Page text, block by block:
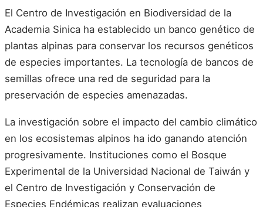
El Centro de Investigación en Biodiversidad de la
Academia Sinica ha establecido un banco genético de
plantas alpinas para conservar los recursos genéticos
de especies importantes. La tecnología de bancos de
semillas ofrece una red de seguridad para la
preservación de especies amenazadas.
La investigación sobre el impacto del cambio climático
en los ecosistemas alpinos ha ido ganando atención
progresivamente. Instituciones como el Bosque
Experimental de la Universidad Nacional de Taiwán y
el Centro de Investigación y Conservación de
Especies Endémicas realizan evaluaciones